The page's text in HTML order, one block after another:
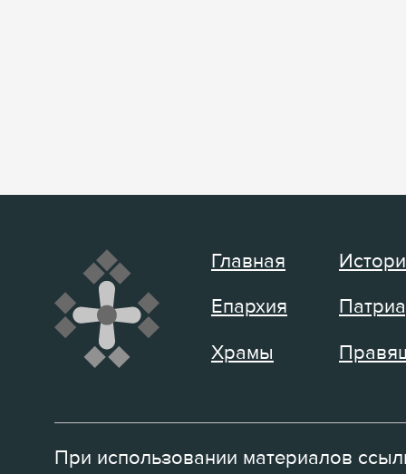
Главная
Епархия
Храмы
При использовании материалов